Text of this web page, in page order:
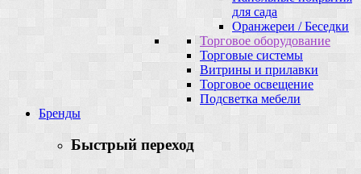
для сада
Оранжереи / Беседки
Торговое оборудование
Торговые системы
Витрины и прилавки
Торговое освещение
Подсветка мебели
Бренды
Быстрый переход